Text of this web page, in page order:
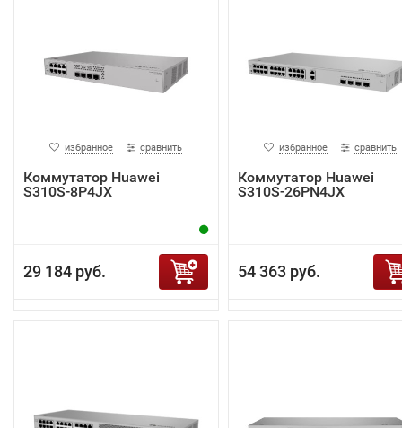
избранное сравнить
Коммутатор Huawei
S310S-8P4JX
29 184 руб.
избранное сравнить
Коммутатор Huawei
S310S-26PN4JX
54 363 руб.